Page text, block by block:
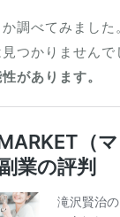
調べてみました
つかりませんで
があります。